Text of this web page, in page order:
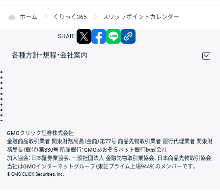
ホーム くりっく365 スワップポイントカレンダー
SHARE X facebook
各種方針・規程・会社案内
会社案内
GMOクリック証券株式会社
金融商品取引業者 関東財務局長（金商）第77号 商品先物取引業者 銀行代理業者 関東財
務局長（銀代）第330号 所属銀行：GMOあおぞらネット銀行株式会社
加入協会：日本証券業協会、一般社団法人 金融先物取引業協会、日本商品先物取引協会
当社はGMOインターネットグループ（東証プライム上場9449）のメンバーです。
© GMO CLICK Securities, Inc.